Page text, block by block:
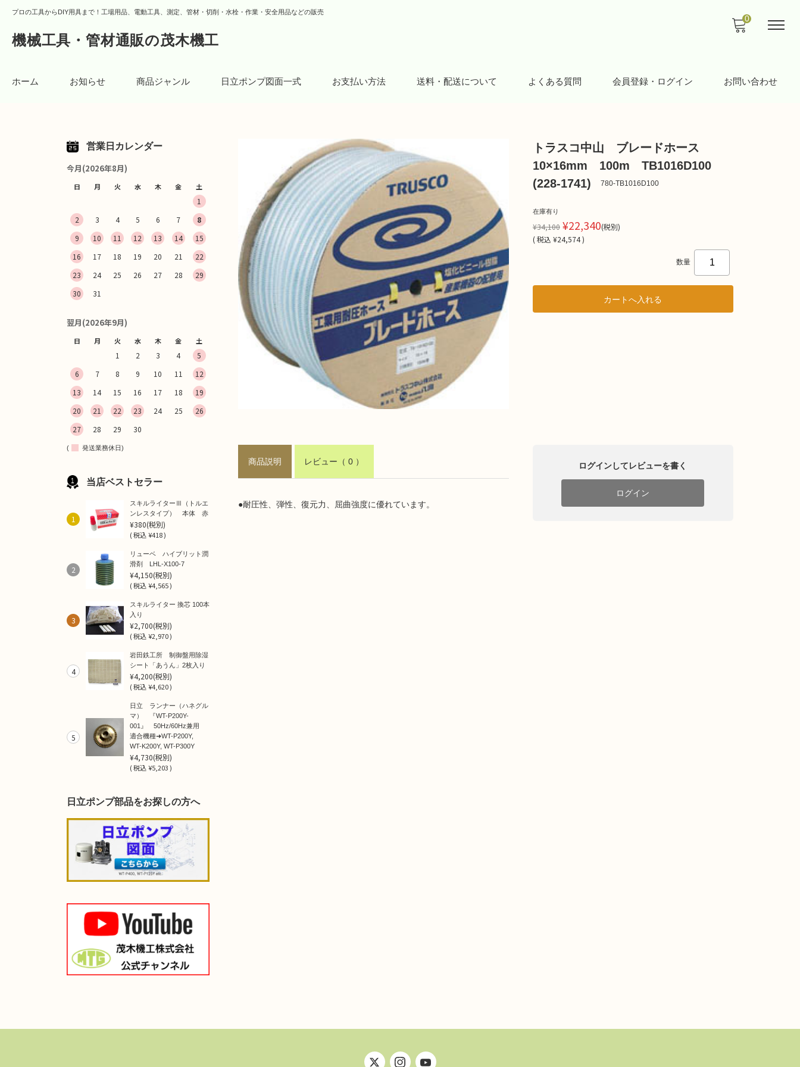
プロの工具からDIY用具まで！工場用品、電動工具、測定、管材・切削・水栓・作業・安全用品などの販売
機械工具・管材通販の茂木機工
ホーム お知らせ 商品ジャンル 日立ポンプ図面一式 お支払い方法 送料・配送について よくある質問 会員登録・ログイン お問い合わせ
0
トラスコ中山 ブレードホース
10×16mm 100m TB1016D100
(228-1741)
780-TB1016D100
在庫有り
¥34,100¥22,340(税別)
(税込 ¥24,574 )
数量
商品説明 レビュー （ 0 ）
●耐圧性、弾性、復元力、屈曲強度に優れています。
ログインしてレビューを書く
ログイン
営業日カレンダー
今月(2026年8月)
日 月 火 水 木 金 土
1
2
3 4 5 6 7
8
9
10 11 12 13 14
15
16
17 18 19 20 21
22
23
24 25 26 27 28
29
30
31
翌月(2026年9月)
日 月 火 水 木 金 土
1 2 3 4
5
6
7 8 9 10 11
12
13
14 15 16 17 18
19
20
21 22 23 24 25
26
27
28 29 30
( 発送業務休日)
当店ベストセラー
1
スキルライターⅢ（トルエ
ンレスタイプ） 本体 赤
¥380(税別)
(税込¥418 )
2
リューベ ハイブリット潤
滑剤 LHL-X100-7
¥4,150(税別)
(税込¥4,565 )
3
スキルライター 換芯 100本
入り
¥2,700(税別)
(税込¥2,970 )
4
岩田鉄工所 制御盤用除湿
シート「あうん」2枚入り
¥4,200(税別)
(税込¥4,620 )
5
日立 ランナー（ハネグル
マ） 『WT-P200Y-
001』 50Hz/60Hz兼用
適合機種➜WT-P200Y,
WT-K200Y, WT-P300Y
¥4,730(税別)
(税込¥5,203 )
日立ポンプ部品をお探しの方へ